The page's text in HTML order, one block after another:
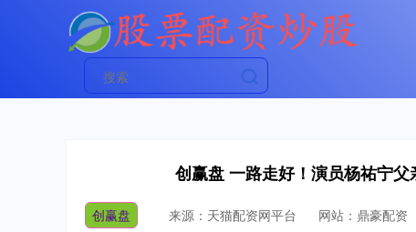
创赢盘 一路走好！演员杨祐宁
创赢盘 来源：天猫配资网平台 网站：鼎豪配资